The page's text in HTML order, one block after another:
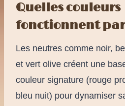
Quelles couleurs
fonctionnent
Les neutres comme noir,
et vert olive créent une
couleur signature (rouge
bleu nuit) pour dynamiser